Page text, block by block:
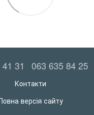
31 063 635 84 25
Контакти
версія сайту